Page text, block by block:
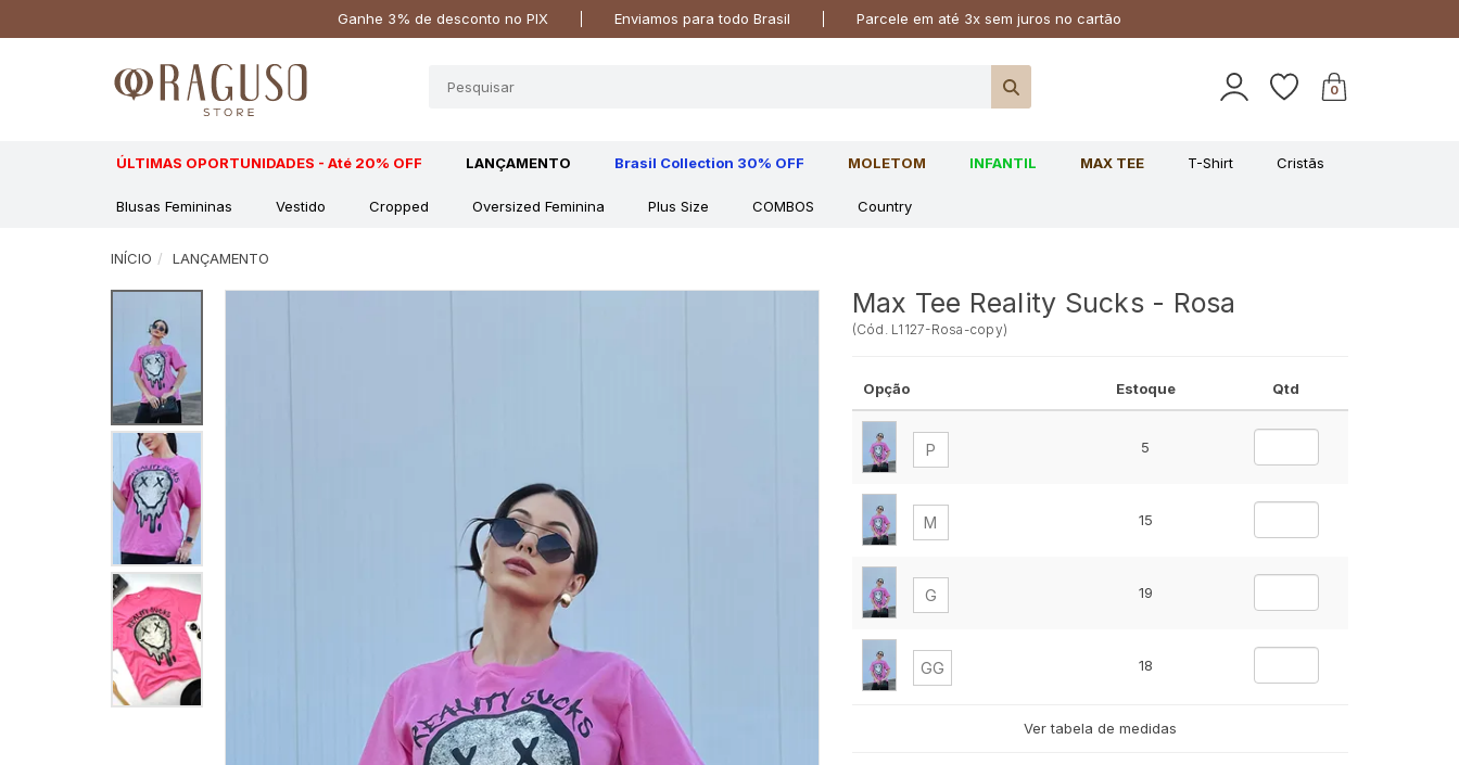
Ganhe 3% de desconto no PIX Enviamos para todo Brasil Parcele em até 3x sem juros no cartão
0
ÚLTIMAS OPORTUNIDADES - Até 20% OFF LANÇAMENTO Brasil Collection 30% OFF MOLETOM INFANTIL MAX TEE T-Shirt Cristãs
Blusas Femininas Vestido Cropped Oversized Feminina Plus Size COMBOS Country
INÍCIO LANÇAMENTO
Max Tee Reality Sucks - Rosa
(Cód. L1127-Rosa-copy)
Opção Estoque Qtd
P 5
M 15
G 19
GG 18
11
Ver tabela de medidas